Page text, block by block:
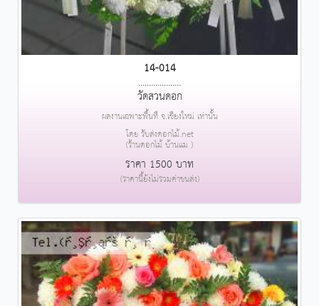
14-014
....................
วัดสวนดอก
ผลงานเฉพาะพื้นที่ จ.เชียงใหม่ เท่านั้น
โดย รับส่งดอกไม้.net
(ร้านดอกไม้ บ้านแม )
ราคา 1500 บาท
(ราคานี้ยังไม่รวมค่าขนส่ง)